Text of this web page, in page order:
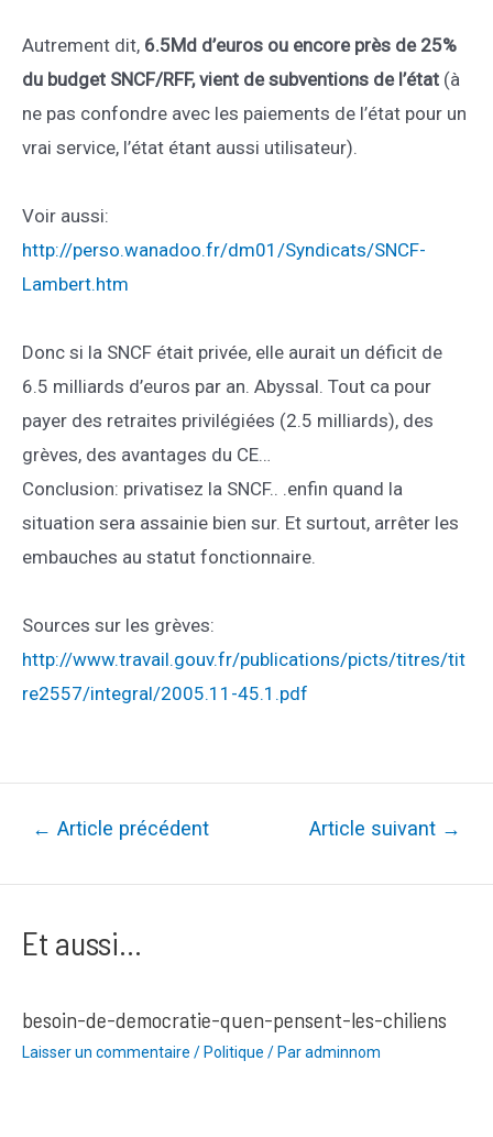
Autrement dit, 6.5Md d’euros ou encore près de 25%
du budget SNCF/RFF, vient de subventions de l’état (à
ne pas confondre avec les paiements de l’état pour un
vrai service, l’état étant aussi utilisateur).
Voir aussi:
http://perso.wanadoo.fr/dm01/Syndicats/SNCF-
Lambert.htm
Donc si la SNCF était privée, elle aurait un déficit de
6.5 milliards d’euros par an. Abyssal. Tout ca pour
payer des retraites privilégiées (2.5 milliards), des
grèves, des avantages du CE…
Conclusion: privatisez la SNCF.. .enfin quand la
situation sera assainie bien sur. Et surtout, arrêter les
embauches au statut fonctionnaire.
Sources sur les grèves:
http://www.travail.gouv.fr/publications/picts/titres/tit
re2557/integral/2005.11-45.1.pdf
Navigation
← Article précédent Article suivant →
Et aussi...
besoin-de-democratie-quen-pensent-les-chiliens
Laisser un commentaire / Politique / Paradminnom